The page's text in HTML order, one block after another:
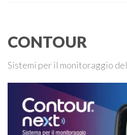
CONTOUR
Sistemi per il monitoraggio